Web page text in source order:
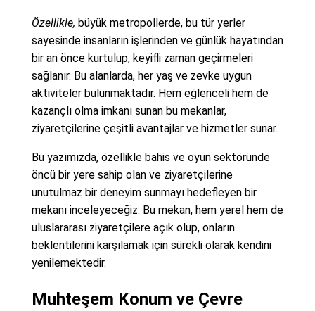
Özellikle, büyük metropollerde, bu tür yerler
sayesinde insanların işlerinden ve günlük hayatından
bir an önce kurtulup, keyifli zaman geçirmeleri
sağlanır. Bu alanlarda, her yaş ve zevke uygun
aktiviteler bulunmaktadır. Hem eğlenceli hem de
kazançlı olma imkanı sunan bu mekanlar,
ziyaretçilerine çeşitli avantajlar ve hizmetler sunar.
Bu yazımızda, özellikle bahis ve oyun sektöründe
öncü bir yere sahip olan ve ziyaretçilerine
unutulmaz bir deneyim sunmayı hedefleyen bir
mekanı inceleyeceğiz. Bu mekan, hem yerel hem de
uluslararası ziyaretçilere açık olup, onların
beklentilerini karşılamak için sürekli olarak kendini
yenilemektedir.
Muhteşem Konum ve Çevre